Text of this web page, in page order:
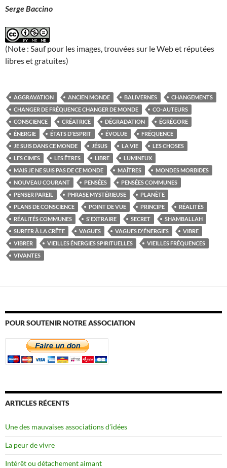
Serge Baccino
(Note : Sauf pour les images, trouvées sur le Web et réputées
libres et gratuites)
AGGRAVATION ANCIEN MONDE BALIVERNES
CHANGEMENTS
CHANGER DE FRÉQUENCE CHANGER DE MONDE
CO-AUTEURS
CONSCIENCE
CRÉATRICE DÉGRADATION
ÉGRÉGORE
ÉNERGIE
ÉTATS D'ESPRIT ÉVOLUE
FRÉQUENCE
JE SUIS DANS CE MONDE
JÉSUS LA VIE
LES CHOSES
LES CIMES
LES ÊTRES LIBRE
LUMINEUX
MAIS JE NE SUIS PAS DE CE MONDE
MAÎTRES
MONDES MORBIDES
NOUVEAU COURANT
PENSÉES
PENSÉES COMMUNES
PENSER PAREIL
PHRASE MYSTÉRIEUSE
PLANÈTE
PLANS DE CONSCIENCE
POINT DE VUE PRINCIPE
RÉALITÉS
RÉALITÉS COMMUNES
S'EXTRAIRE SECRET
SHAMBALLAH
SURFER À LA CRÊTE
VAGUES VAGUES D'ÉNERGIES
VIBRE
VIBRER
VIEILLES ÉNERGIES SPIRITUELLES
VIEILLES FRÉQUENCES
VIVANTES
POUR SOUTENIR NOTRE ASSOCIATION
ARTICLES RÉCENTS
Une des mauvaises associations d’idées
La peur de vivre
Intérêt ou détachement aimant